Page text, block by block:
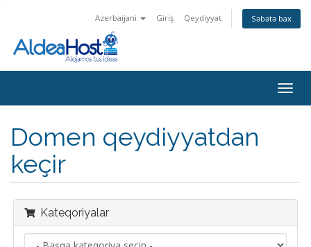
Azerbaijani Giriş Qeydiyyat Səbətə bax
keçid
Domen qeydiyyatdan
keçir
Kateqoriyalar